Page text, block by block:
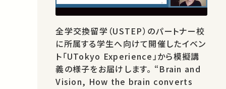
全学交換留学（USTEP）のパートナー校
に所属する学生へ向けて開催したイベン
ト「UTokyo Experience」から模擬講
義の様子をお届けします。 “Brain and
Vision, How the brain converts